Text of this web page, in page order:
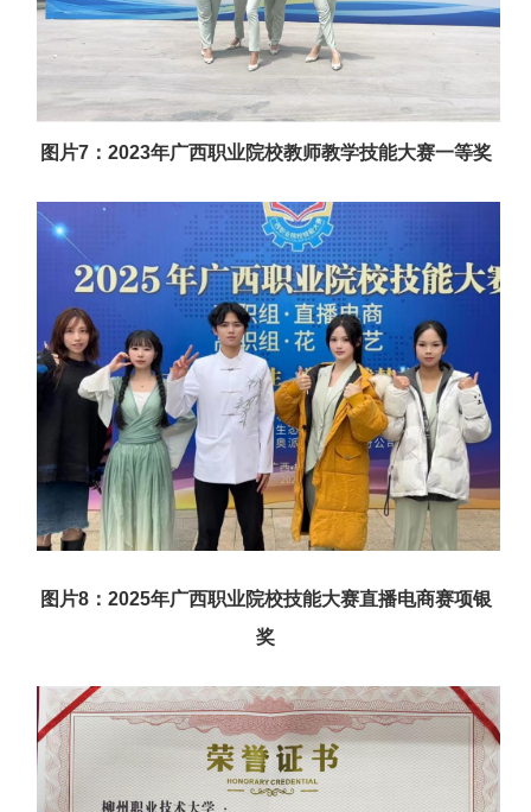
图片7：2023年广西职业院校教师教学技能大赛一等奖
图片8： 2025年广西职业院校技能大赛直播电商赛项银
奖